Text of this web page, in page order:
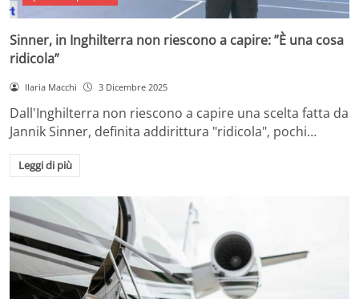
Sinner, in Inghilterra non riescono a capire: ”È una cosa
ridicola”
Ilaria Macchi 3 Dicembre 2025
Dall'Inghilterra non riescono a capire una scelta fatta da
Jannik Sinner, definita addirittura "ridicola", pochi…
Leggi di più